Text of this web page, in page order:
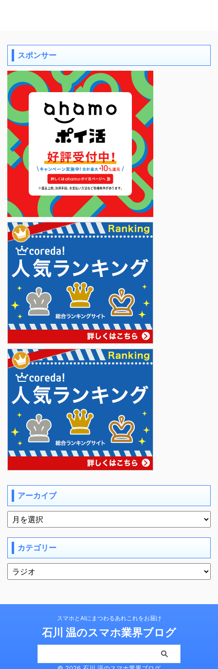
スポンサー
アーカイブ
カテゴリー
スマホとAIにまつわるあれこれをお届け
石川 温のスマホ業界ブログ